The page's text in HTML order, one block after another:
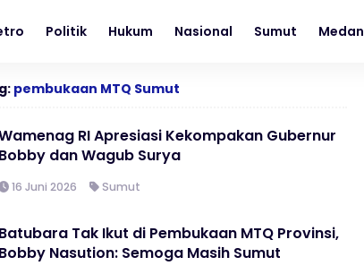
Politik Hukum Nasional Sumut Medan
pembukaan MTQ Sumut
RI Apresiasi Kekompakan Gubernur
dan Wagub Surya
16 Juni 2026 Sumut
Tak Ikut di Pembukaan MTQ Provinsi,
Nasution: Semoga Masih Sumut